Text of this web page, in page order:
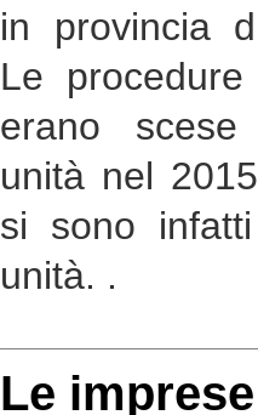
in provincia
Le
erano
unità nel
si sono
unità. .
Le